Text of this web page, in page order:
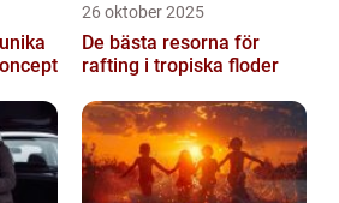
26 oktober 2025
De bästa resorna för
rafting i tropiska floder